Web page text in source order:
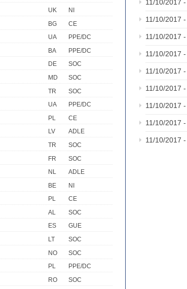
UK
NI
BG
CE
UA
PPE/DC
BA
PPE/DC
DE
SOC
MD
SOC
TR
SOC
UA
PPE/DC
PL
CE
LV
ADLE
TR
SOC
FR
SOC
NL
ADLE
BE
NI
PL
CE
AL
SOC
ES
GUE
LT
SOC
NO
SOC
PL
PPE/DC
RO
SOC
11/10/2017 -
11/10/2017 -
11/10/2017 -
11/10/2017 -
11/10/2017 -
11/10/2017 -
11/10/2017 -
11/10/2017 -
11/10/2017 -